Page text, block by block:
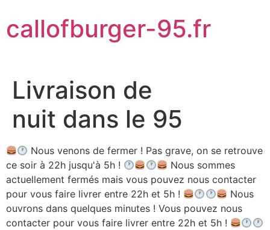
contenu
callofburger-95.fr
Livraison de
nuit dans le 95
Nous venons de fermer ! Pas grave, on se retrouve
ce soir à 22h jusqu'à 5h !
Nous sommes
actuellement fermés mais vous pouvez nous contacter
pour vous faire livrer entre 22h et 5h !
Nous
ouvrons dans quelques minutes ! Vous pouvez nous
contacter pour vous faire livrer entre 22h et 5h !